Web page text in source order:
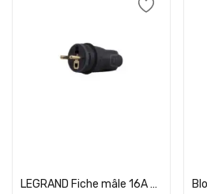
LEGRAND Fiche mâle 16A étanche en caoutchouc avec terre noir – 050445